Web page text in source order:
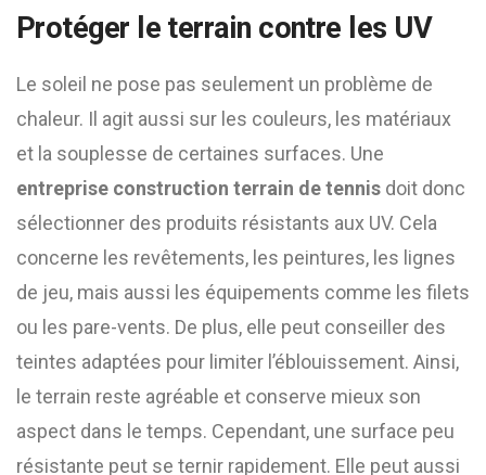
Protéger le terrain contre les UV
Le soleil ne pose pas seulement un problème de
chaleur. Il agit aussi sur les couleurs, les matériaux
et la souplesse de certaines surfaces. Une
entreprise construction terrain de tennis doit donc
sélectionner des produits résistants aux UV. Cela
concerne les revêtements, les peintures, les lignes
de jeu, mais aussi les équipements comme les filets
ou les pare-vents. De plus, elle peut conseiller des
teintes adaptées pour limiter l’éblouissement. Ainsi,
le terrain reste agréable et conserve mieux son
aspect dans le temps. Cependant, une surface peu
résistante peut se ternir rapidement. Elle peut aussi